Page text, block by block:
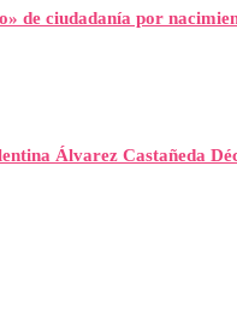
de ciudadanía por
Álvarez Castañeda